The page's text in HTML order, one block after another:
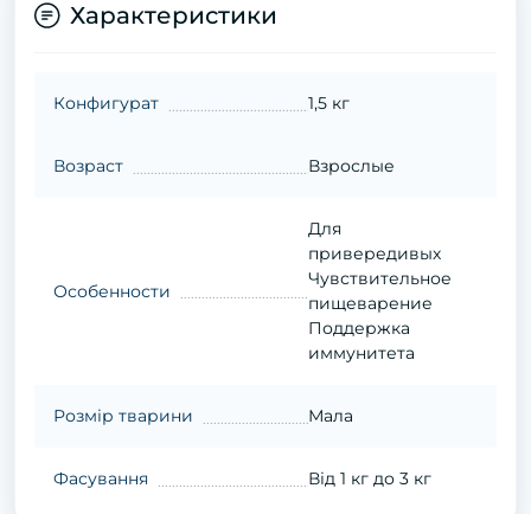
Характеристики
Конфигурат 1,5 кг
Возраст Взрослые
Особенности
Для
привередивых
Чувствительное
пищеварение
Поддержка
иммунитета
Розмір тварини Мала
Фасування Від 1 кг до 3 кг